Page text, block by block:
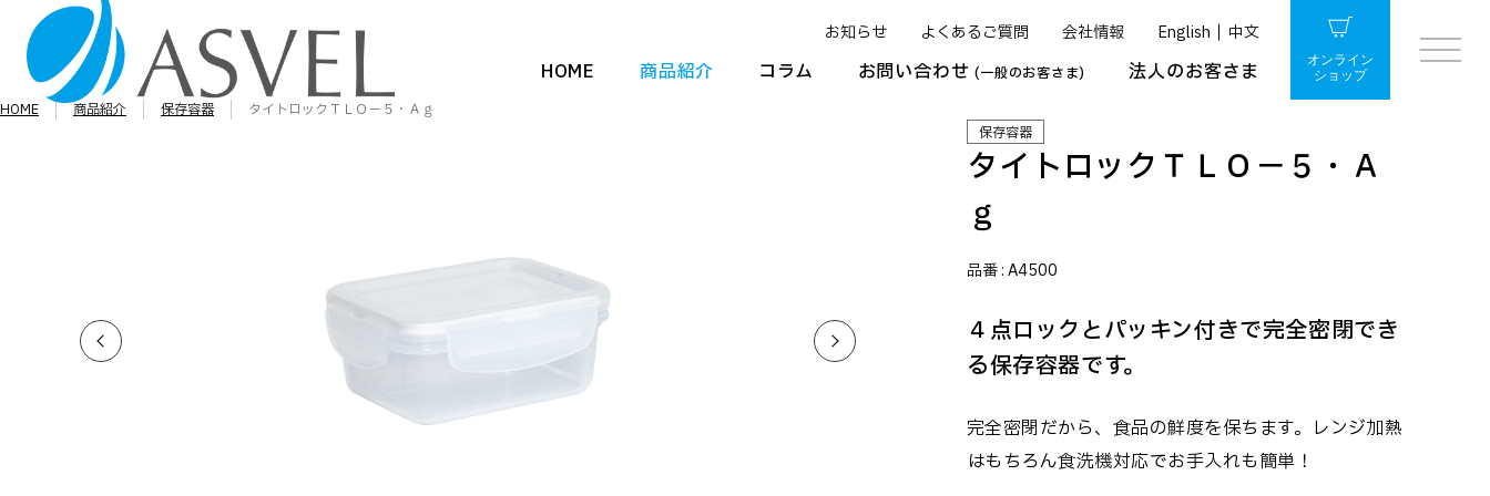
お知らせ よくあるご質問 会社情報 English 中文
HOME 商品紹介 コラム お問い合わせ(一般のお客さま) 法人のお客さま
オンライン
ショップ
HOME 商品紹介 保存容器
タイトロックＴＬＯ－５・Ａｇ
保存容器
タイトロックＴＬＯ－５・Ａ
ｇ
品番 :A4500
４点ロックとパッキン付きで完全密閉でき
る保存容器です。
完全密閉だから、食品の鮮度を保ちます。レンジ加熱
はもちろん食洗機対応でお手入れも簡単！